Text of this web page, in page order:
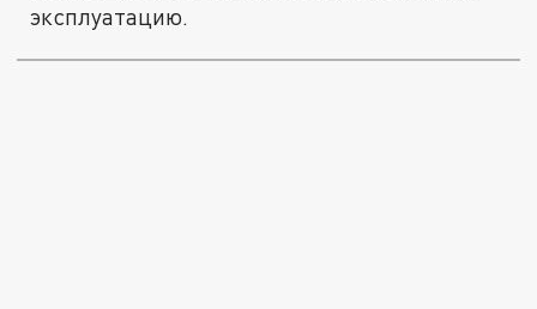
эксплуатацию.